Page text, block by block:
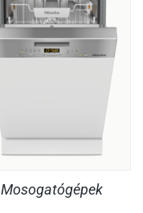
Mosogatógépek